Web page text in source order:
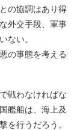
の協調はあり得
外交手段、軍事
ない。
の事態を考える
戦わなければな
艦船は、海上及
を行うだろう。